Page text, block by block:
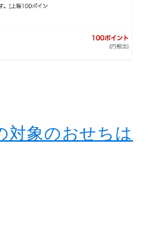
対象のおせちは